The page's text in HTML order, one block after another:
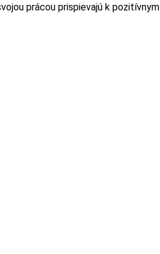
prácou prispievajú k pozitívnym